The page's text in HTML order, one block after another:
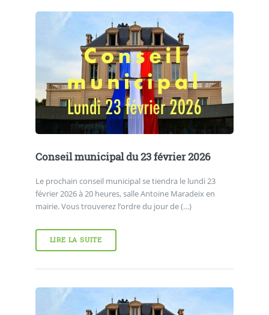
Conseil municipal du 23 février 2026
Le prochain conseil municipal se tiendra le lundi 23
février 2026 à 20 heures, salle Antoine Maradeix en
mairie. Vous trouverez l’ordre du jour de (…)
LIRE LA SUITE